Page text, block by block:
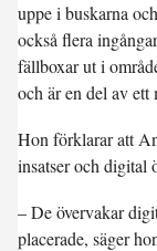
uppe i buskarna
också flera
fällboxar ut i
och är en del av ett
Hon förklarar att
insatser och digital
– De övervakar
placerade, säger